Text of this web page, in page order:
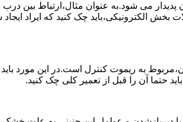
می شود.به عنوان مثال،ارتباط
بخش الکترونیکی،باید چک کنید که ایراد
به ریموت کنترل است.در این مورد
حتما آن را قبل از تعمیر کلی چک کنید.